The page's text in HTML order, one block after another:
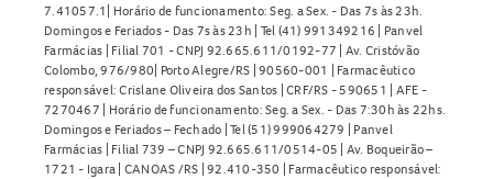
7.41057.1| Horário de funcionamento: Seg. a Sex. - Das 7s às 23h.
Domingos e Feriados - Das 7s às 23h | Tel (41) 991349216 | Panvel
Farmácias | Filial 701 - CNPJ 92.665.611/0192-77 | Av. Cristóvão
Colombo, 976/980| Porto Alegre/RS | 90560-001 | Farmacêutico
responsável: Crislane Oliveira dos Santos | CRF/RS - 590651 | AFE -
7270467 | Horário de funcionamento: Seg. a Sex. - Das 7:30h às 22hs.
Domingos e Feriados – Fechado | Tel (51) 999064279 | Panvel
Farmácias | Filial 739 – CNPJ 92.665.611/0514-05 | Av. Boqueirão –
1721 - Igara | CANOAS /RS | 92.410-350 | Farmacêutico responsável: